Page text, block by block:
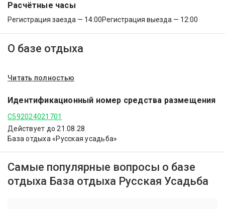
Расчётные часы
Регистрация заезда — 14:00Регистрация выезда — 12:00
О базе отдыха
Читать полностью
Идентификационный номер средства размещения
С592024021701
Действует до 21.08.28
База отдыха «Русская усадьба»
Самые популярные вопросы о базе
отдыха База отдыха Русская Усадьба